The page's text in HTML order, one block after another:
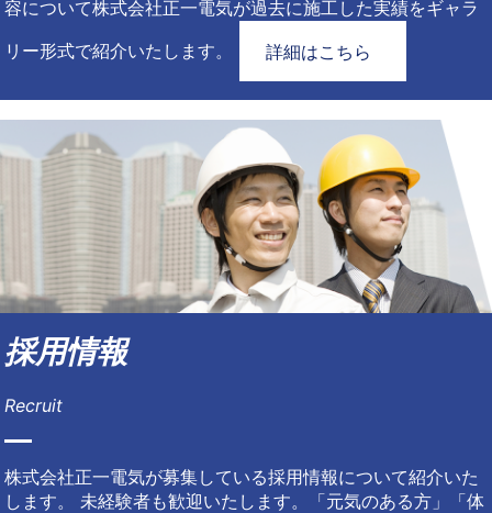
容について株式会社正一電気が過去に施工した実績をギャラ
リー形式で紹介いたします。
詳細はこちら
採用情報
Recruit
株式会社正一電気が募集している採用情報について紹介いた
します。 未経験者も歓迎いたします。「元気のある方」「体